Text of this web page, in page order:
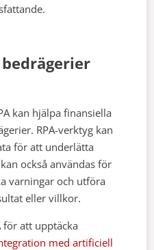
kan hjälpa finansiella
RPA-verktyg kan
för att underlätta
också användas för
varningar och utföra
eller villkor.
för att upptäcka
med artificiell